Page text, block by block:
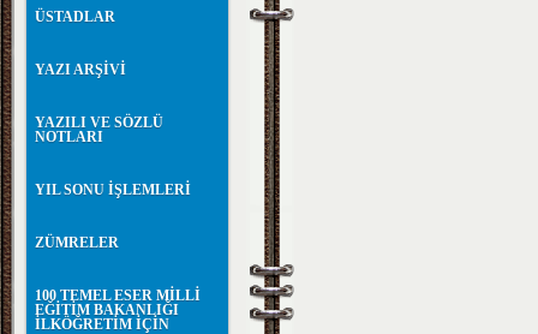
ÜSTADLAR
YAZI ARŞİVİ
YAZILI VE SÖZLÜ
NOTLARI
YIL SONU İŞLEMLERİ
ZÜMRELER
100 TEMEL ESER MİLLİ
EĞİTİM BAKANLIĞI
İLKÖĞRETİM İÇİN